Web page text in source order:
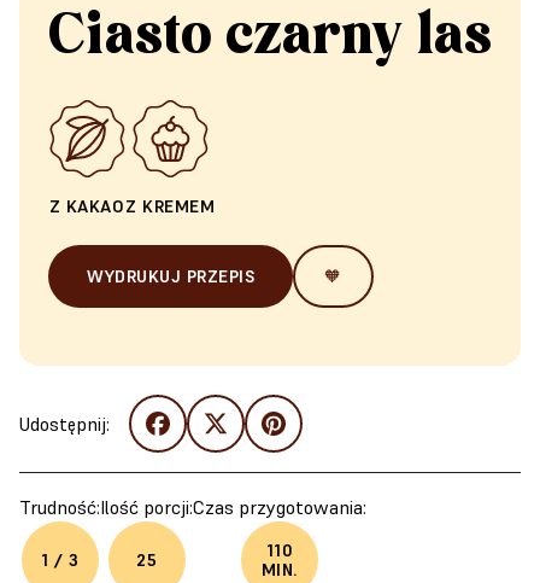
Ciasto czarny las
Z KAKAOZ KREMEM
WYDRUKUJ PRZEPIS 🧡
Udostępnij:
Trudność:
1 / 3
Ilość porcji:
25
Czas przygotowania:
110
MIN.